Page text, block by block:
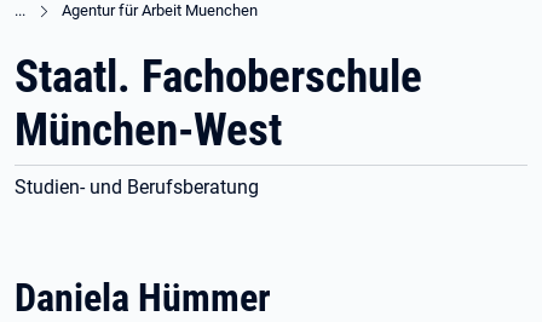
Agentur für Arbeit Muenchen
Staatl. Fachoberschule
München-West
Studien- und Berufsberatung
Daniela Hümmer